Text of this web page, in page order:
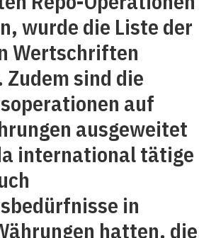
wurde die Liste der
Wertschriften
sind die
auf
ausgeweitet
international tätige
in
hatten, die